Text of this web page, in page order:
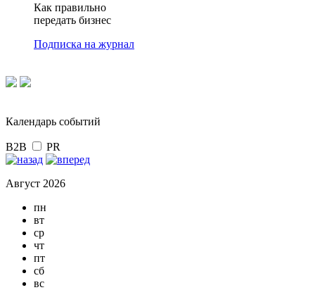
Как правильно
передать бизнес
Подписка на журнал
Календарь событий
B2B PR
Август 2026
пн
вт
ср
чт
пт
сб
вс